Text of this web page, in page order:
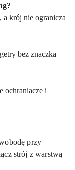
a krój nie ogranicza
bez znaczka –
ochraniacze i
przy
strój z warstwą